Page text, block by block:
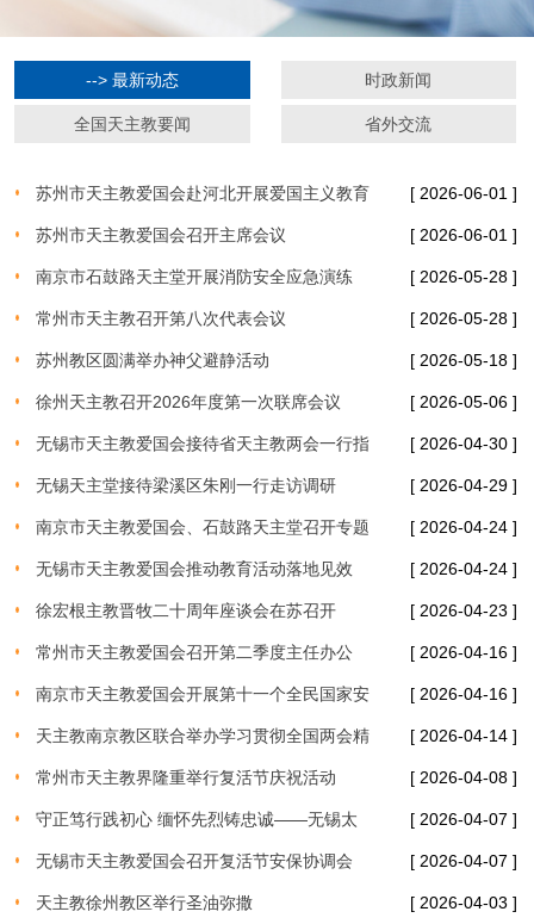
--> 最新动态 时政新闻
全国天主教要闻 省外交流
苏州市天主教爱国会赴河北开展爱国主义教育
活动
[ 2026-06-01 ]
苏州市天主教爱国会召开主席会议 [ 2026-06-01 ]
南京市石鼓路天主堂开展消防安全应急演练 [ 2026-05-28 ]
常州市天主教召开第八次代表会议 [ 2026-05-28 ]
苏州教区圆满举办神父避静活动 [ 2026-05-18 ]
徐州天主教召开2026年度第一次联席会议 [ 2026-05-06 ]
无锡市天主教爱国会接待省天主教两会一行指
导工作
[ 2026-04-30 ]
无锡天主堂接待梁溪区朱刚一行走访调研 [ 2026-04-29 ]
南京市天主教爱国会、石鼓路天主堂召开专题
联席会议
[ 2026-04-24 ]
无锡市天主教爱国会推动教育活动落地见效 [ 2026-04-24 ]
徐宏根主教晋牧二十周年座谈会在苏召开 [ 2026-04-23 ]
常州市天主教爱国会召开第二季度主任办公
（扩大）会议
[ 2026-04-16 ]
南京市天主教爱国会开展第十一个全民国家安
全教育日专题学习活动
[ 2026-04-16 ]
天主教南京教区联合举办学习贯彻全国两会精
神暨持续推进“学法规、守戒律、重修为、树
形象
[ 2026-04-14 ]
常州市天主教界隆重举行复活节庆祝活动 [ 2026-04-08 ]
守正笃行践初心 缅怀先烈铸忠诚——无锡太
湖天主堂开展清明祭扫烈士陵园活动
[ 2026-04-07 ]
无锡市天主教爱国会召开复活节安保协调会 [ 2026-04-07 ]
天主教徐州教区举行圣油弥撒 [ 2026-04-03 ]